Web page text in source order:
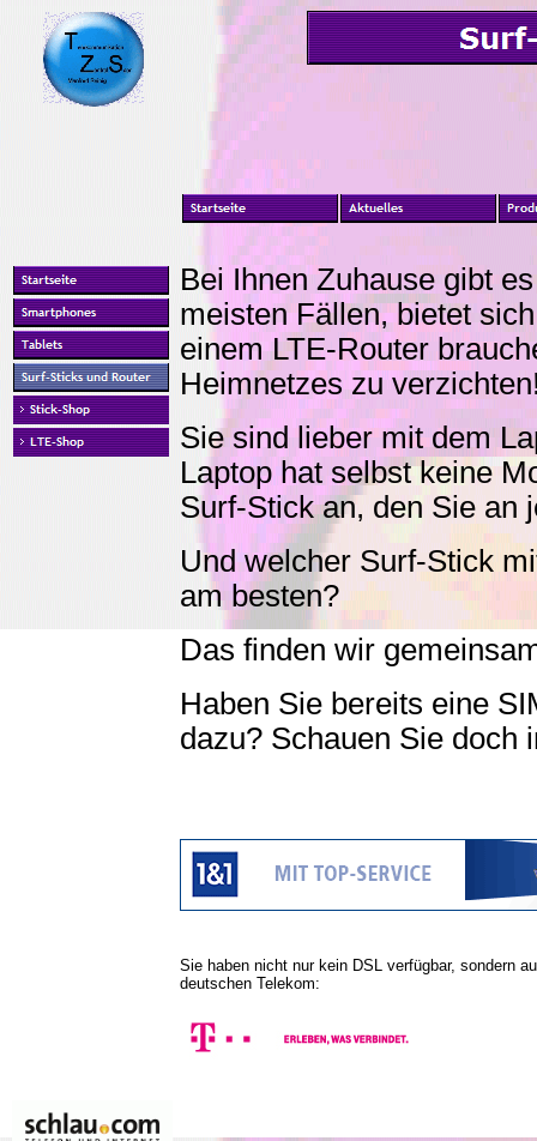
Bei Ihnen Zuhause gibt
meisten Fällen, bietet
einem LTE-Router
Heimnetzes zu
Sie sind lieber mit dem
Laptop hat selbst keine
Surf-Stick an, den Sie an
Und welcher Surf-Stick
am besten?
Das finden wir
Haben Sie bereits eine
dazu? Schauen Sie doch
Sie haben nicht nur kein DSL verfügbar, sondern
deutschen Telekom: